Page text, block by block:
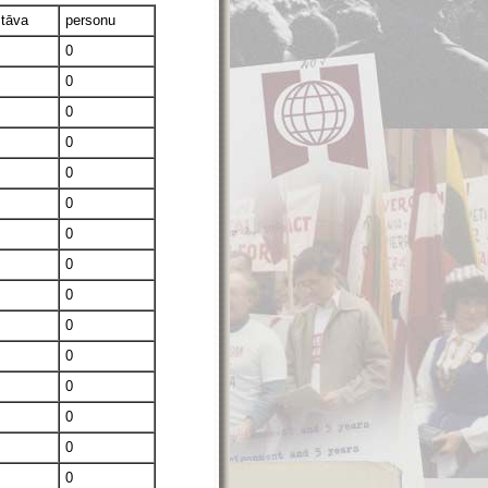
personu
0
0
0
0
0
0
0
0
0
0
0
0
0
0
0